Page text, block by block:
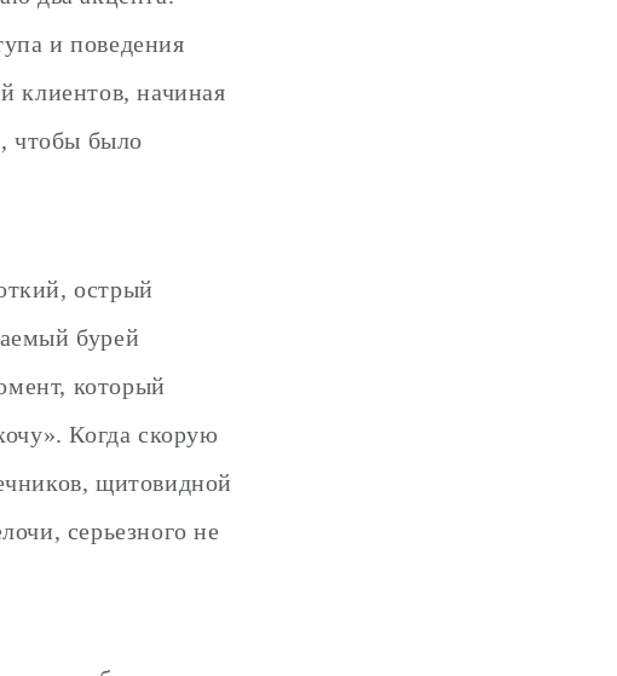
и поведения
клиентов, начиная
чтобы было
острый
бурей
который
Когда скорую
щитовидной
серьезного не